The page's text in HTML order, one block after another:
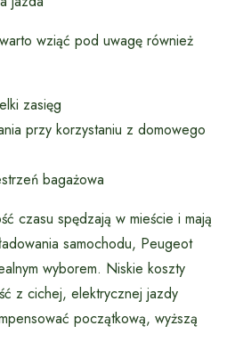
wziąć pod uwagę również
zasięg
przy korzystaniu z domowego
bagażowa
czasu spędzają w mieście i mają
samochodu, Peugeot
wyborem. Niskie koszty
z cichej, elektrycznej jazdy
początkową, wyższą